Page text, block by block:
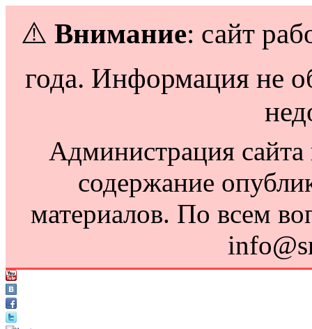
⚠️ Внимание: сайт
года. Информация не
Администрация сайта
содержание
материалов. По всем